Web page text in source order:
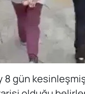
8 gün